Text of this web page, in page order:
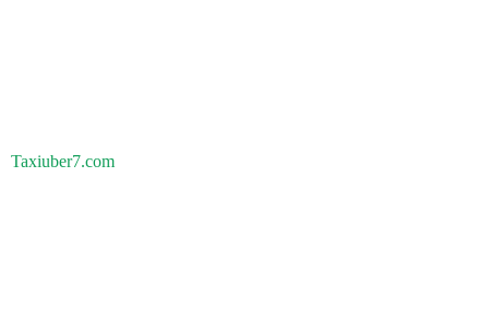
Taxiuber7.com